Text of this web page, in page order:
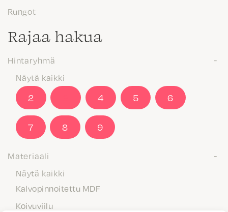
Rungot
Rajaa hakua
Hintaryhmä
Näytä kaikki
2 4 5 6
7 8 9
Materiaali
Näytä kaikki
Kalvopinnoitettu MDF
Koivuviilu